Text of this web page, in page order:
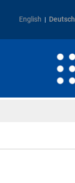
English Deutsch